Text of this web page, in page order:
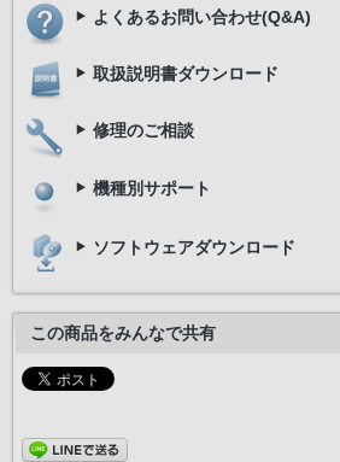
よくあるお問い合わせ(Q&A)
取扱説明書ダウンロード
修理のご相談
機種別サポート
ソフトウェアダウンロード
この商品をみんなで共有